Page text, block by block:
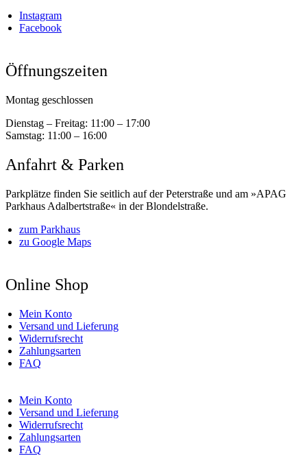
Instagram
Facebook
Öffnungszeiten
Montag geschlossen
Dienstag – Freitag: 11:00 – 17:00
Samstag: 11:00 – 16:00
Anfahrt & Parken
Parkplätze finden Sie seitlich auf der Peterstraße und am »APAG
Parkhaus Adalbertstraße« in der Blondelstraße.
zum Parkhaus
zu Google Maps
Online Shop
Mein Konto
Versand und Lieferung
Widerrufsrecht
Zahlungsarten
FAQ
Mein Konto
Versand und Lieferung
Widerrufsrecht
Zahlungsarten
FAQ